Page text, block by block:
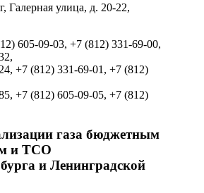
Галерная улица, д. 20-22,
605-09-03, +7 (812) 331-69-00,
+7 (812) 331-69-01, +7 (812)
+7 (812) 605-09-05, +7 (812)
газа бюджетным
и ТСО
и Ленинградской